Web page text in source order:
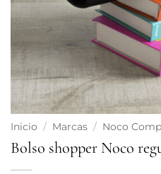
Inicio / Marcas / Noco
Bolso shopper Noco